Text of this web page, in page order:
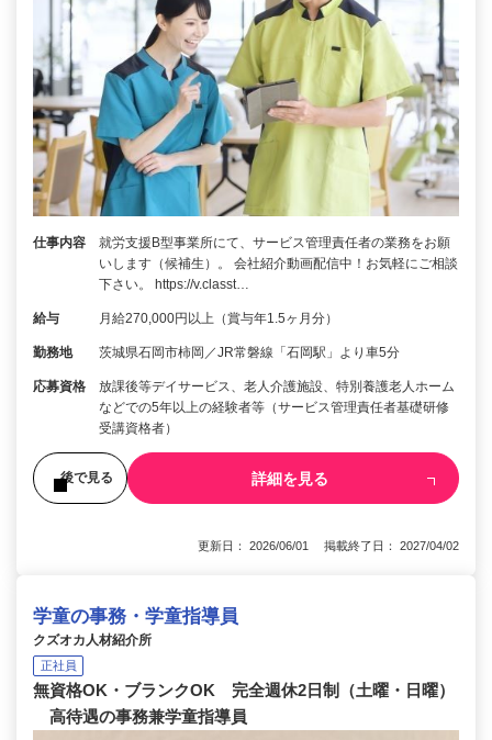
仕事内容
就労支援B型事業所にて、サービス管理責任者の業務をお願
いします（候補生）。 会社紹介動画配信中！お気軽にご相談
下さい。 https://v.classt…
給与 月給270,000円以上（賞与年1.5ヶ月分）
勤務地 茨城県石岡市柿岡／JR常磐線「石岡駅」より車5分
応募資格
放課後等デイサービス、老人介護施設、特別養護老人ホーム
などでの5年以上の経験者等（サービス管理責任者基礎研修
受講資格者）
後で見る 詳細を見る
更新日： 2026/06/01 掲載終了日： 2027/04/02
学童の事務・学童指導員
クズオカ人材紹介所
正社員
無資格OK・ブランクOK 完全週休2日制（土曜・日曜）
高待遇の事務兼学童指導員